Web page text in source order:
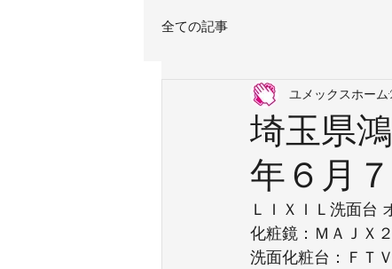
全ての記事
埼玉県
年６月
ユメックスホーム
ＬＩＸＩＬ洗面台
化粧鏡：ＭＡＪＸ
洗面化粧台：ＦＴ